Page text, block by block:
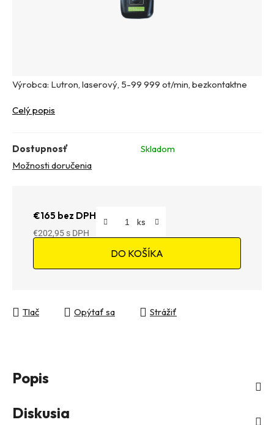
Výrobca: Lutron, laserový, 5-99 999 ot/min, bezkontaktne
Celý popis
Dostupnosť
Skladom
Možnosti doručenia
€165 bez DPH
€202,95
DO KOŠÍKA
Tlač Opýtať sa Strážiť
Popis
Diskusia